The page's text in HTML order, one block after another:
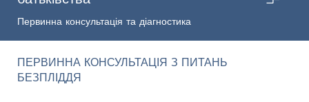
Первинна консультація та діагностика
ПЕРВИННА КОНСУЛЬТАЦІЯ З ПИТАНЬ
БЕЗПЛІДДЯ